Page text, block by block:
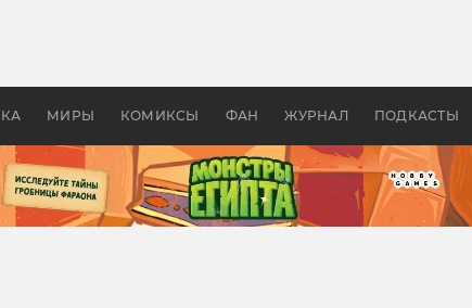
МИРЫ КОМИКСЫ ФАН ЖУРНАЛ ПОДКАСТЫ
в России —
бы «Властелина колец»